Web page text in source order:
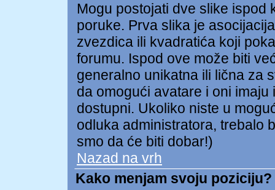
Mogu postojati dve slike ispod
poruke. Prva slika je
zvezdica ili kvadratića koji
forumu. Ispod ove može biti
generalno unikatna ili lična za
da omogući avatare i oni
dostupni. Ukoliko niste u
odluka administratora, trebalo
smo da će biti dobar!)
Nazad na vrh
Kako menjam svoju poziciju?